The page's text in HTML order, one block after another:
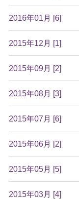
2016年01月 [6]
2015年12月 [1]
2015年09月 [2]
2015年08月 [3]
2015年07月 [6]
2015年06月 [2]
2015年05月 [5]
2015年03月 [4]